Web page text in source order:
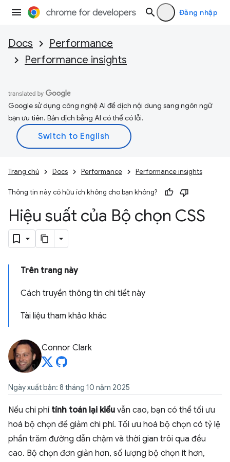
Đăng nhập
Docs
Performance
Performance insights
Google sử dụng công nghệ AI để dịch nội dung sang ngôn ngữ
bạn ưu tiên. Bản dịch bằng AI có thể có lỗi.
Trang chủ Docs Performance Performance insights
Thông tin này có hữu ích không cho bạn không?
Hiệu suất của Bộ chọn CSS
Trên trang này
Cách truyền thông tin chi tiết này
Tài liệu tham khảo khác
Connor Clark
Ngày xuất bản: 8 tháng 10 năm 2025
Nếu chi phí tính toán lại kiểu vẫn cao, bạn có thể tối ưu
hoá bộ chọn để giảm chi phí. Tối ưu hoá bộ chọn có tỷ lệ
phần trăm đường dẫn chậm và thời gian trôi qua đều
cao. Bộ chọn đơn giản hơn, số lượng bộ chọn ít hơn,